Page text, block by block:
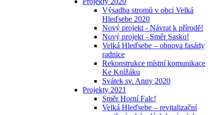
Výsadba stromů v obci Velká
Hleďsebe 2020
Nový projekt - Návrat k přírodě!
Nový projekt - Směr Sasko!
Velká Hleďsebe – obnova fasády
radnice
Rekonstrukce místní komunikace
Ke Knížáku
Svátek sv. Anny 2020
Projekty 2021
Směr Horní Falc!
Velká Hleďsebe – revitalizační